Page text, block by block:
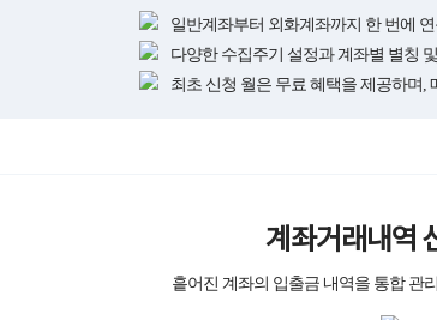
일반계좌부터 외화계좌까지 한 번에
다양한 수집주기 설정과 계좌별 별칭
최초 신청 월은 무료 혜택을 제공하며,
계좌거래내역
흩어진 계좌의 입출금 내역을 통합 관